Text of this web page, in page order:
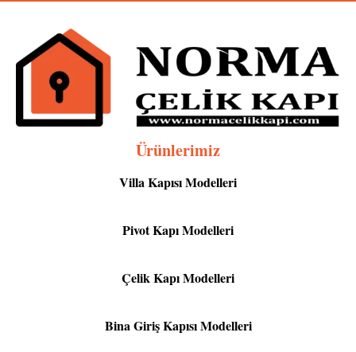
Ürünlerimiz
Villa Kapısı Modelleri
Pivot Kapı Modelleri
Çelik Kapı Modelleri
Bina Giriş Kapısı Modelleri